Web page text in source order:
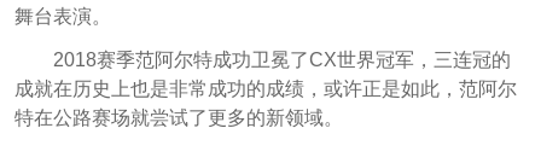
舞台表演。
2018赛季范阿尔特成功卫冕了CX世界冠军，三连冠的
成就在历史上也是非常成功的成绩，或许正是如此，范阿尔
特在公路赛场就尝试了更多的新领域。